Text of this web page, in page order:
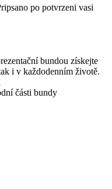
po potvrzeni vasi
bundou získejte
i v každodenním životě.
části bundy